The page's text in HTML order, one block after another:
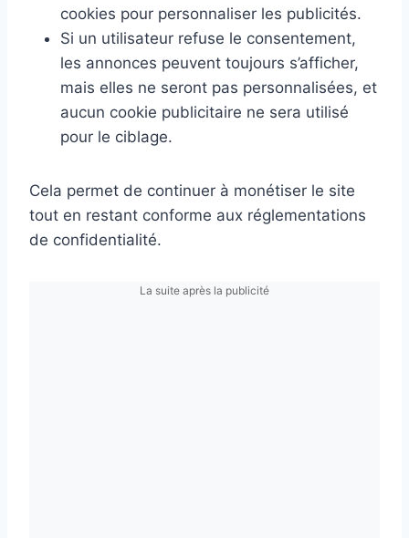
cookies pour personnaliser les publicités.
Si un utilisateur refuse le consentement,
les annonces peuvent toujours s’afficher,
mais elles ne seront pas personnalisées, et
aucun cookie publicitaire ne sera utilisé
pour le ciblage.
Cela permet de continuer à monétiser le site
tout en restant conforme aux réglementations
de confidentialité.
La suite après la publicité